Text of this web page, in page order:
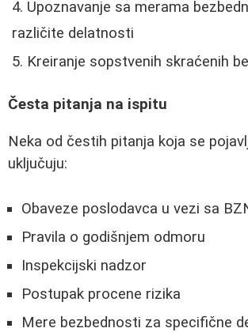
Upoznavanje sa merama
različite delatnosti
Kreiranje sopstvenih skraćenih
Česta pitanja na ispitu
Neka od čestih pitanja koja se
uključuju:
Obaveze poslodavca u vezi sa
Pravila o godišnjem odmoru
Inspekcijski nadzor
Postupak procene rizika
Mere bezbednosti za specifične